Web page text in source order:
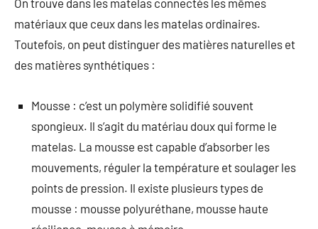
On trouve dans les matelas connectés les mêmes
matériaux que ceux dans les matelas ordinaires.
Toutefois, on peut distinguer des matières naturelles et
des matières synthétiques :
Mousse : c’est un polymère solidifié souvent
spongieux. Il s’agit du matériau doux qui forme le
matelas. La mousse est capable d’absorber les
mouvements, réguler la température et soulager les
points de pression. Il existe plusieurs types de
mousse : mousse polyuréthane, mousse haute